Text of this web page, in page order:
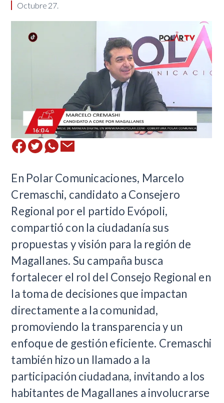
Octubre 27.
En Polar Comunicaciones, Marcelo
Cremaschi, candidato a Consejero
Regional por el partido Evópoli,
compartió con la ciudadanía sus
propuestas y visión para la región de
Magallanes. Su campaña busca
fortalecer el rol del Consejo Regional en
la toma de decisiones que impactan
directamente a la comunidad,
promoviendo la transparencia y un
enfoque de gestión eficiente. Cremaschi
también hizo un llamado a la
participación ciudadana, invitando a los
habitantes de Magallanes a involucrarse